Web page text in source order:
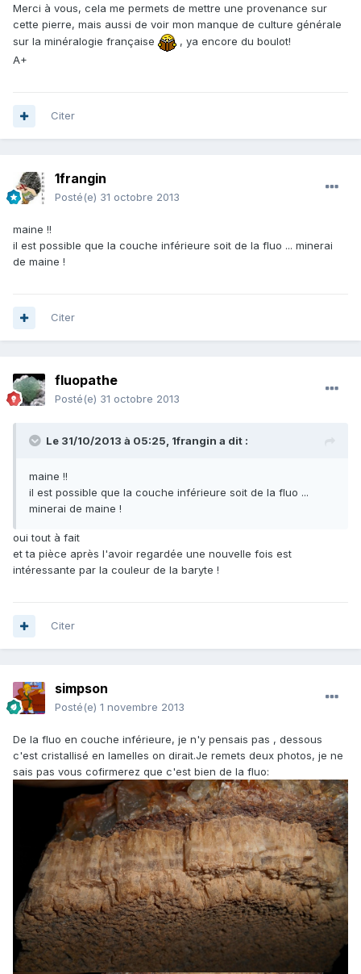
Merci à vous, cela me permets de mettre une provenance sur
cette pierre, mais aussi de voir mon manque de culture générale
sur la minéralogie française
, ya encore du boulot!
A+
Citer
1frangin
Posté(e) 31 octobre 2013
maine !!
il est possible que la couche inférieure soit de la fluo ... minerai
de maine !
Citer
fluopathe
Posté(e) 31 octobre 2013
Le 31/10/2013 à 05:25, 1frangin a dit :
maine !!
il est possible que la couche inférieure soit de la fluo ...
minerai de maine !
oui tout à fait
et ta pièce après l'avoir regardée une nouvelle fois est
intéressante par la couleur de la baryte !
Citer
simpson
Posté(e) 1 novembre 2013
De la fluo en couche inférieure, je n'y pensais pas , dessous
c'est cristallisé en lamelles on dirait.Je remets deux photos, je ne
sais pas vous cofirmerez que c'est bien de la fluo: